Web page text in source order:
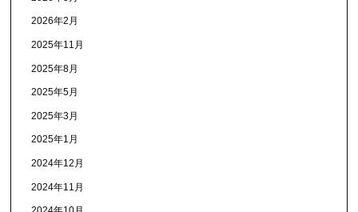
2026年2月
2025年11月
2025年8月
2025年5月
2025年3月
2025年1月
2024年12月
2024年11月